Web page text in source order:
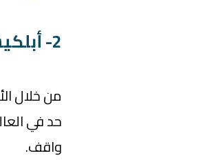
2- أبلكيشن OpenTalk:
من خلال
حد في
واقف.